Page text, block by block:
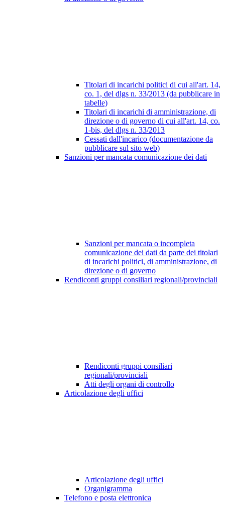
Titolari di incarichi politici di cui all'art. 14,
co. 1, del dlgs n. 33/2013 (da pubblicare in
tabelle)
Titolari di incarichi di amministrazione, di
direzione o di governo di cui all'art. 14, co.
1-bis, del dlgs n. 33/2013
Cessati dall'incarico (documentazione da
pubblicare sul sito web)
Sanzioni per mancata comunicazione dei dati
Sanzioni per mancata o incompleta
comunicazione dei dati da parte dei titolari
di incarichi politici, di amministrazione, di
direzione o di governo
Rendiconti gruppi consiliari regionali/provinciali
Rendiconti gruppi consiliari
regionali/provinciali
Atti degli organi di controllo
Articolazione degli uffici
Articolazione degli uffici
Organigramma
Telefono e posta elettronica